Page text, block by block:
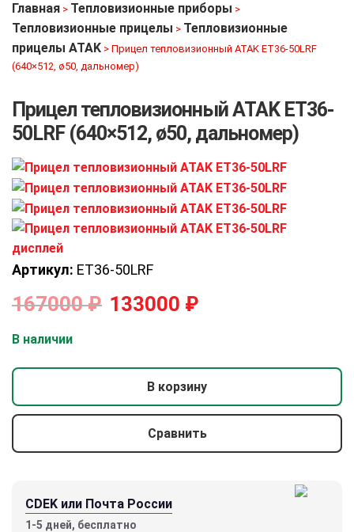
Главная > Тепловизионные приборы >
Тепловизионные прицелы > Тепловизионные
прицелы ATAK > Прицел тепловизионный ATAK ET36-50LRF
(640×512, ø50, дальномер)
Прицел тепловизионный ATAK ET36-
50LRF (640×512, ø50, дальномер)
Артикул: ET36-50LRF
167000₽ 133000 ₽
В наличии
В корзину
Сравнить
CDEK или Почта России
1-5 дней, бесплатно